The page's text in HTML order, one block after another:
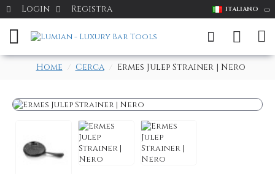
Login Registra ITALIANO
Home Cerca Ermes Julep Strainer | Nero